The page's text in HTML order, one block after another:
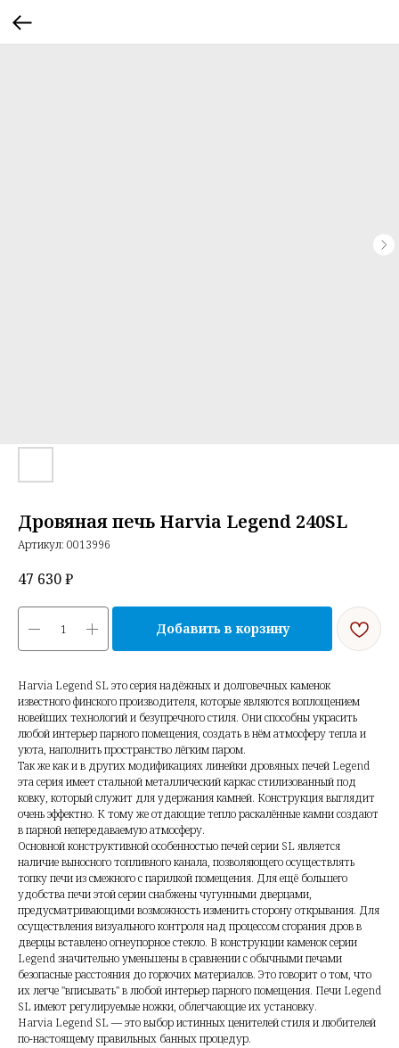
Дровяная печь Harvia Legend 240SL
Артикул: 0013996
47 630₽
Добавить в корзину
Harvia Legend SL это серия надёжных и долговечных каменок
известного финского производителя, которые являются воплощением
новейших технологий и безупречного стиля. Они способны украсить
любой интерьер парного помещения, создать в нём атмосферу тепла и
уюта, наполнить пространство лёгким паром.
Так же как и в других модификациях линейки дровяных печей Legend
эта серия имеет стальной металлический каркас стилизованный под
ковку, который служит для удержания камней. Конструкция выглядит
очень эффектно. К тому же отдающие тепло раскалённые камни создают
в парной непередаваемую атмосферу.
Основной конструктивной особенностью печей серии SL является
наличие выносного топливного канала, позволяющего осуществлять
топку печи из смежного с парилкой помещения. Для ещё большего
удобства печи этой серии снабжены чугунными дверцами,
предусматривающими возможность изменить сторону открывания. Для
осуществления визуального контроля над процессом сгорания дров в
дверцы вставлено огнеупорное стекло. В конструкции каменок серии
Legend значительно уменьшены в сравнении с обычными печами
безопасные расстояния до горючих материалов. Это говорит о том, что
их легче "вписывать" в любой интерьер парного помещения. Печи Legend
SL имеют регулируемые ножки, облегчающие их установку.
Harvia Legend SL — это выбор истинных ценителей стиля и любителей
по-настоящему правильных банных процедур.